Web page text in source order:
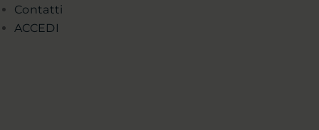
Contatti
ACCEDI